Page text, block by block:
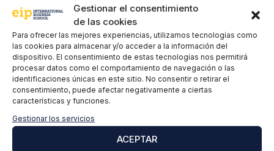
Gestionar el consentimiento
de las cookies
Para ofrecer las mejores experiencias, utilizamos tecnologías como
las cookies para almacenar y/o acceder a la información del
dispositivo. El consentimiento de estas tecnologías nos permitirá
procesar datos como el comportamiento de navegación o las
identificaciones únicas en este sitio. No consentir o retirar el
consentimiento, puede afectar negativamente a ciertas
características y funciones.
Gestionar los servicios
ACEPTAR
Deja un comentario
Comentario